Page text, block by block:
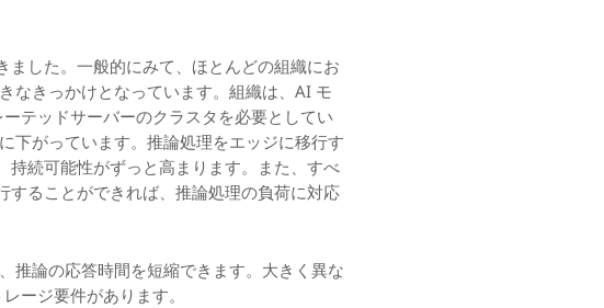
した。一般的にみて、ほとんどの組織にお
なきっかけとなっています。組織は、AI モ
テッドサーバーのクラスタを必要としてい
下がっています。推論処理をエッジに移行す
持続可能性がずっと高まります。また、すべ
ることができれば、推論処理の負荷に対応
推論の応答時間を短縮できます。大きく異な
ージ要件があります。